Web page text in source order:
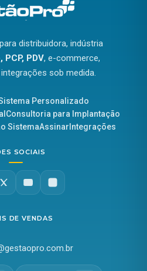
distribuidora, indústria
PCP, PDV, e-commerce,
sob medida.
Personalizado
Consultoria para Implantação
SistemaAssinar Integrações
SOCIAIS
DE VENDAS